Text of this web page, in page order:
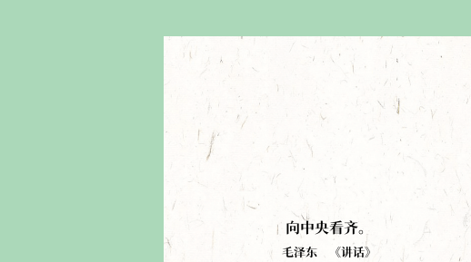
向中央看齐。
毛泽东 《讲话》